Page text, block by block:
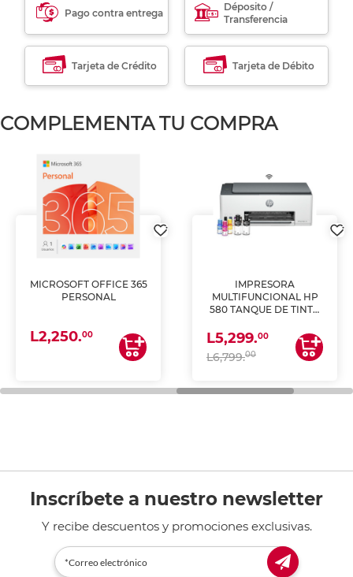
Pago contra entrega
Déposito /
Transferencia
Tarjeta de Crédito Tarjeta de Débito
COMPLEMENTA TU COMPRA
MICROSOFT OFFICE 365
PERSONAL
L2,250.00
IMPRESORA
MULTIFUNCIONAL HP
580 TANQUE DE TINTA
ESCANEA)
L5,299.00
L6,799.00
Inscríbete a nuestro newsletter
Y recibe descuentos y promociones exclusivas.